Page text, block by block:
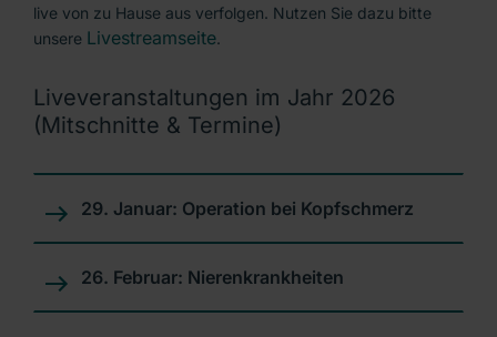
live von zu Hause aus verfolgen. Nutzen Sie dazu bitte
unsere Livestreamseite.
Liveveranstaltungen im Jahr 2026
(Mitschnitte & Termine)
29. Januar: Operation bei Kopfschmerz
26. Februar: Nierenkrankheiten